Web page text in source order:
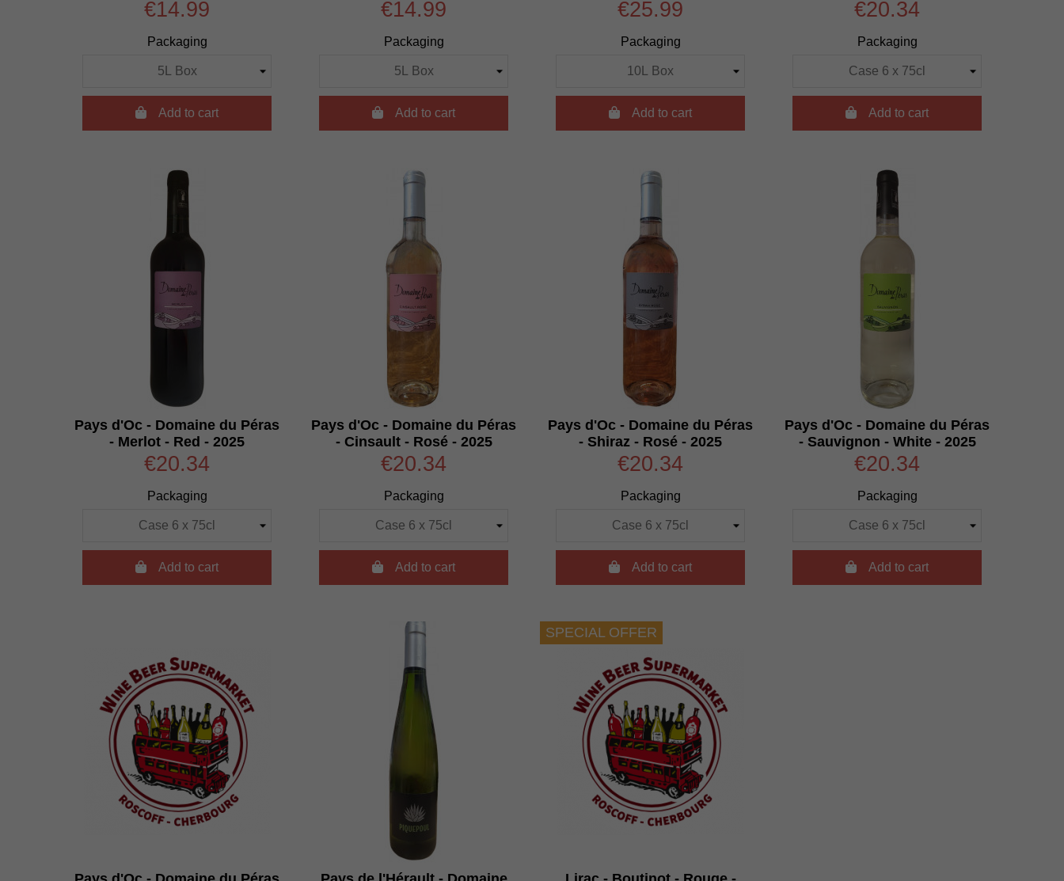
€14.99
Packaging
Add to cart
€14.99
Packaging
Add to cart
€25.99
Packaging
Add to cart
€20.34
Packaging
Add to cart
Pays d'Oc - Domaine du Péras
- Merlot - Red - 2025
€20.34
Packaging
Add to cart
Pays d'Oc - Domaine du Péras
- Cinsault - Rosé - 2025
€20.34
Packaging
Add to cart
Pays d'Oc - Domaine du Péras
- Shiraz - Rosé - 2025
€20.34
Packaging
Add to cart
Pays d'Oc - Domaine du Péras
- Sauvignon - White - 2025
€20.34
Packaging
Add to cart
SPECIAL OFFER